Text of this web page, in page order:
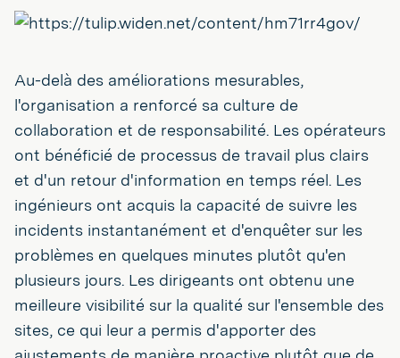
Au-delà des améliorations mesurables,
l'organisation a renforcé sa culture de
collaboration et de responsabilité. Les opérateurs
ont bénéficié de processus de travail plus clairs
et d'un retour d'information en temps réel. Les
ingénieurs ont acquis la capacité de suivre les
incidents instantanément et d'enquêter sur les
problèmes en quelques minutes plutôt qu'en
plusieurs jours. Les dirigeants ont obtenu une
meilleure visibilité sur la qualité sur l'ensemble des
sites, ce qui leur a permis d'apporter des